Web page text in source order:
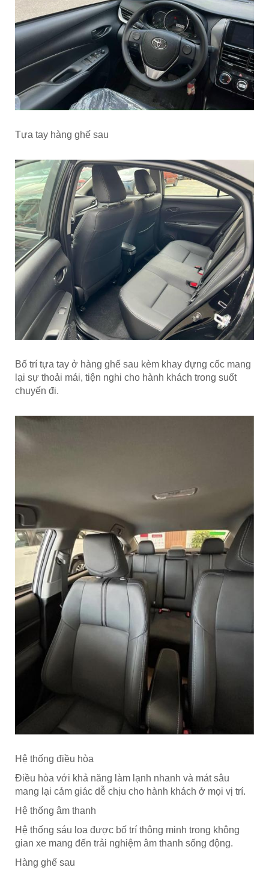
Tựa tay hàng ghế sau
Bố trí tựa tay ở hàng ghế sau kèm khay đựng cốc mang
lại sự thoải mái, tiện nghi cho hành khách trong suốt
chuyến đi.
Hệ thống điều hòa
Điều hòa với khả năng làm lạnh nhanh và mát sâu
mang lại cảm giác dễ chịu cho hành khách ở mọi vị trí.
Hệ thống âm thanh
Hệ thống sáu loa được bố trí thông minh trong không
gian xe mang đến trải nghiệm âm thanh sống động.
Hàng ghế sau